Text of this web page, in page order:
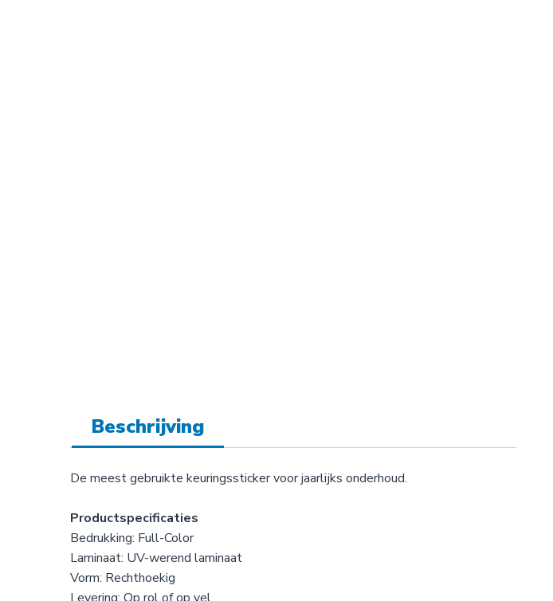
Beschrijving
De meest gebruikte keuringssticker voor jaarlijks onderhoud.
Productspecificaties
Bedrukking: Full-Color
Laminaat: UV-werend laminaat
Vorm: Rechthoekig